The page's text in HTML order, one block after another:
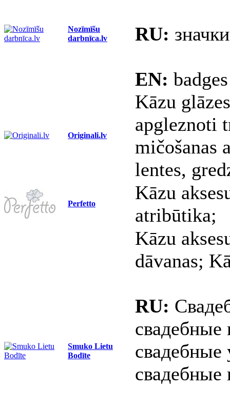
Nozīmīšu
darbnīca.lv
RU: значки
EN: badges
Originali.lv
Kāzu
apgleznoti
mičošanas
lentes,
Perfetto
Kāzu
atribūtika;
Smuko Lietu
Bodīte
Kāzu
dāvanas;
RU:
свадебные
свадебные
свадебные